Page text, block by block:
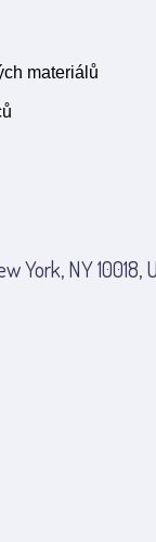
materiálů
York, NY 10018,